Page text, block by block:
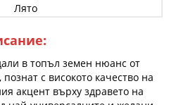
Лято
в топъл земен нюанс от
с високото качество на
акцент върху здравето на